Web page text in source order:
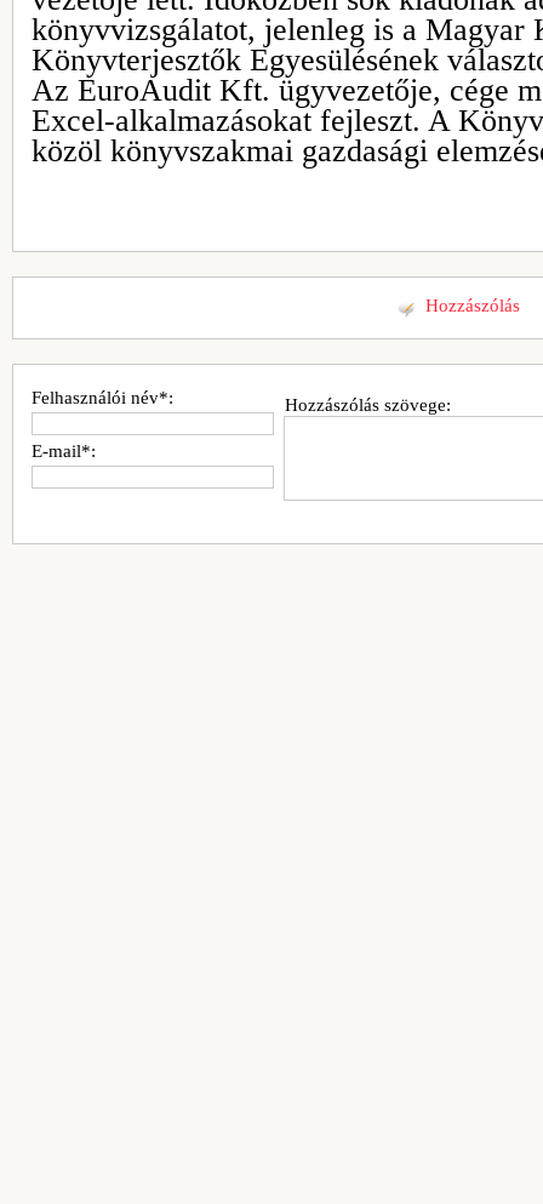
könyvvizsgálatot, jelenleg is a Magyar
Könyvterjesztők Egyesülésének
Az EuroAudit Kft. ügyvezetője, cége
Excel-alkalmazásokat fejleszt. A
közöl könyvszakmai gazdasági
Hozzászólás
Hozzászólás szövege:
Felhasználói név*:
E-mail*: